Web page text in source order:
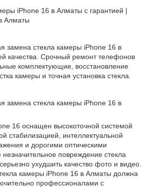
iPhone 16 в Алматы с гарантией |
Алматы
замена стекла камеры iPhone 16 в
качества. Срочный ремонт телефонов
комплектующие, восстановление
камеры и точная установка стекла.
замена стекла камеры iPhone 16 в
16 оснащен высокоточной системой
стабилизацией, интеллектуальной
и дорогими оптическими
повреждение стекла
ухудшить качество фото и видео.
камеры iPhone 16 в Алматы должна
профессионалами с